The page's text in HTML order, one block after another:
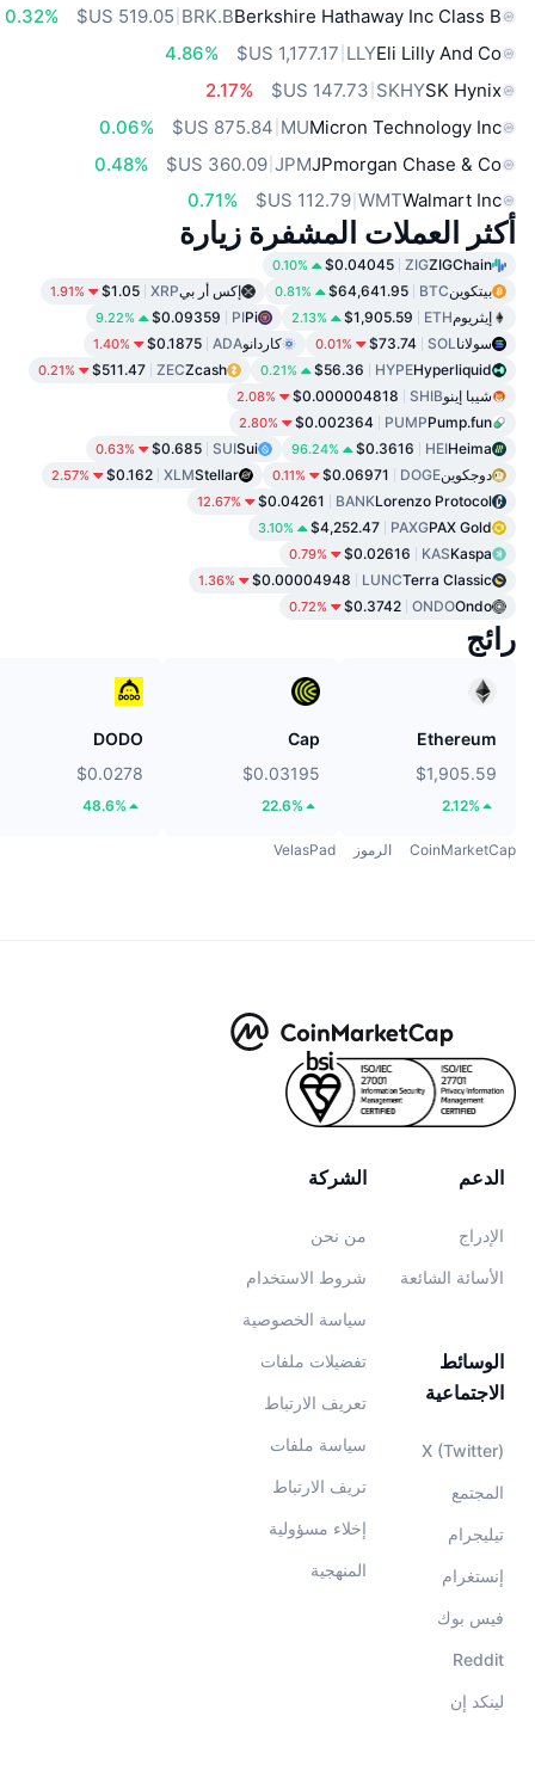
Berkshire Hathaway Inc Class B
BRK.B
0.32%
Eli Lilly And Co
LLY
4.86%
SK Hynix
SKHY
2.17%
Micron Technology Inc
MU
0.06%
JPmorgan Chase & Co
JPM
‏360.09 US$
0.48%
Walmart Inc
WMT
‏112.79 US$
0.71%
أكثر العملات المشفرة زيارة
ZIGChain
ZIG
$0.04045
0.10%
بيتكوينBTC
$64,641.95
0.81% إكس أر بيXRP
$1.05
1.91%
إيثريومETH
$1,905.59
2.13%
Pi
PI
$0.09359
9.22%
سولاناSOL
$73.74
0.01% كاردانوADA
$0.1875
1.40%
Hyperliquid
HYPE
$56.36
0.21%
Zcash
ZEC
$511.47
0.21%
شيبا إينوSHIB
$0.000004818
2.08%
Pump.fun
PUMP
$0.002364
2.80%
Heima
HEI
$0.3616
96.24%
Sui
SUI
$0.685
0.63%
دوجكوينDOGE
$0.06971
0.11%
Stellar
XLM
$0.162
2.57%
Lorenzo Protocol
BANK
$0.04261
12.67%
PAX Gold
PAXG
$4,252.47
3.10%
Kaspa
KAS
$0.02616
0.79%
Terra Classic
LUNC
$0.00004948
1.36%
Ondo
ONDO
$0.3742
0.72%
رائج
Ethereum
$1,905.59
2.12%
Cap
$0.03195
22.6%
DODO
$0.0278
48.6%
CoinMarketCap الرموز VelasPad
الشركة
من نحن
شروط الاستخدام
سياسة الخصوصية
تفضيلات ملفات
تعريف الارتباط
سياسة ملفات
تريف الارتباط
إخلاء مسؤولية
المنهجية
الدعم
الإدراج
الأسائة الشائعة
الوسائط
الاجتماعية
X (Twitter)
المجتمع
تيليجرام
إنستغرام
فيس بوك
Reddit
لينكد إن